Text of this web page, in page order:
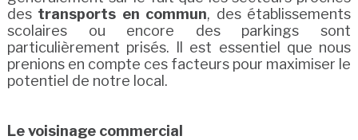
des transports en commun, des établissements
scolaires ou encore des parkings sont
particulièrement prisés. Il est essentiel que nous
prenions en compte ces facteurs pour maximiser le
potentiel de notre local.
Le voisinage commercial